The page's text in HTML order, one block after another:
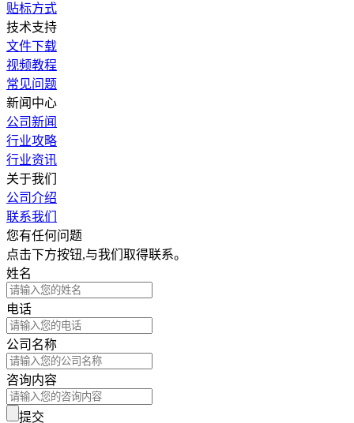
贴标方式
技术支持
文件下载
视频教程
常见问题
新闻中心
公司新闻
行业攻略
行业资讯
关于我们
公司介绍
联系我们
您有任何问题
点击下方按钮,与我们取得联系。
姓名
电话
公司名称
咨询内容
提交